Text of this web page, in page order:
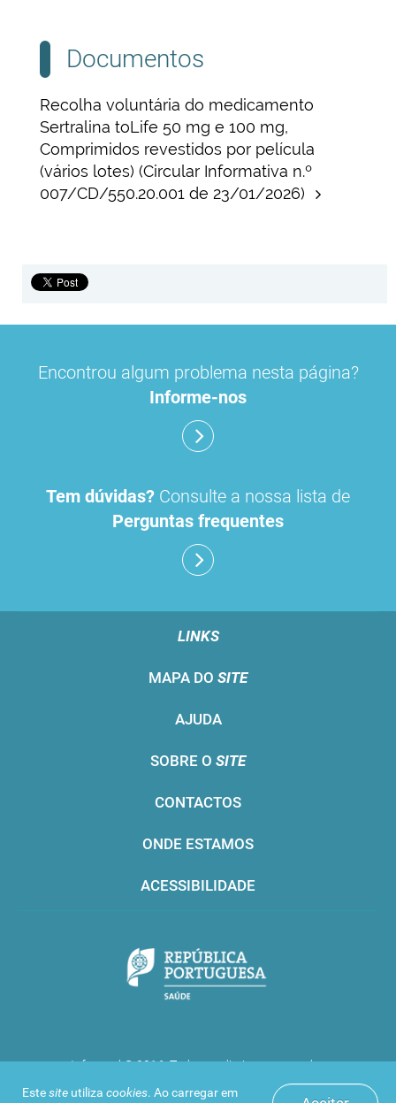
Documentos
Recolha voluntária do medicamento
Sertralina toLife 50 mg e 100 mg,
Comprimidos revestidos por película
(vários lotes) (Circular Informativa n.º
007/CD/550.20.001 de 23/01/2026)
Estesite utiliza cookies. Ao carregar em
Encontrou algum problema nesta página?
Informe-nos
Tem dúvidas? Consulte a nossa lista de
Perguntas frequentes
LINKS
MAPA DO SITE
AJUDA
SOBRE O SITE
CONTACTOS
ONDE ESTAMOS
ACESSIBILIDADE
Infarmed © 2016. Todos os direitos reservados